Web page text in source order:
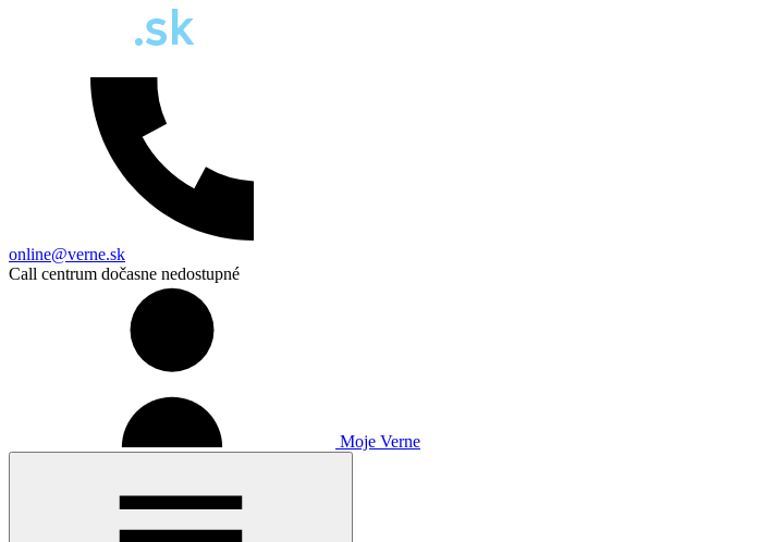
online@verne.sk
Call centrum dočasne nedostupné
Moje Verne